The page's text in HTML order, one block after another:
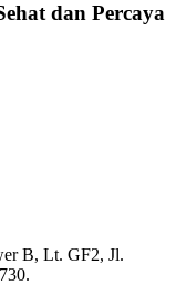
dan Percaya
B, Lt. GF2, Jl.